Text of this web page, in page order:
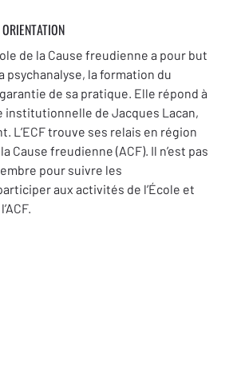
de la Cause freudienne a pour but
psychanalyse, la formation du
de sa pratique. Elle répond à
institutionnelle de Jacques Lacan,
L’ECF trouve ses relais en région
Cause freudienne (ACF). Il n’est pas
pour suivre les
aux activités de l’École et